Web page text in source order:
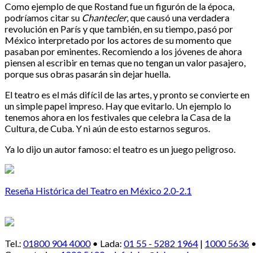
Como ejemplo de que Rostand fue un figurón de la época,
podríamos citar su Chantecler, que causó una verdadera
revolución en París y que también, en su tiempo, pasó por
México interpretado por los actores de su momento que
pasaban por eminentes. Recomiendo a los jóvenes de ahora
piensen al escribir en temas que no tengan un valor pasajero,
porque sus obras pasarán sin dejar huella.
El teatro es el más difícil de las artes, y pronto se convierte en
un simple papel impreso. Hay que evitarlo. Un ejemplo lo
tenemos ahora en los festivales que celebra la Casa de la
Cultura, de Cuba. Y ni aún de esto estarnos seguros.
Ya lo dijo un autor famoso: el teatro es un juego peligroso.
Reseña Histórica del Teatro en México 2.0-2.1
Tel.: 01800 904 4000• Lada: 01 55 - 5282 1964 | 1000 5636 •